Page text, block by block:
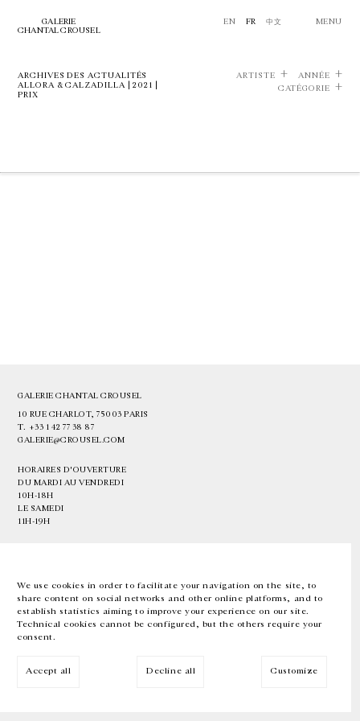
We use cookies in order to facilitate your navigation on the site, to
share content on social networks and other online platforms, and to
establish statistics aiming to improve your experience on our site.
Technical cookies cannot be configured, but the others require your
consent.
Accept all Decline all Customize
GALERIE
CHANTAL CROUSEL
EN FR 中文 MENU
ARCHIVES DES ACTUALITÉS
ALLORA & CALZADILLA | 2021 |
PRIX
ARTISTE
ANNÉE
CATÉGORIE
GALERIE CHANTAL CROUSEL
10 RUE CHARLOT, 75003 PARIS
T. +33 1 42 77 38 87
GALERIE@CROUSEL.COM
HORAIRES D'OUVERTURE
DU MARDI AU VENDREDI
10H-18H
LE SAMEDI
11H-19H
EN FR 中文 Facebook Instagram
Inscrivez-vous à notre newsletter